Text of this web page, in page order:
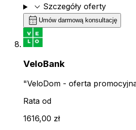
expand_more Szczegóły oferty
calendar_month Umów darmową konsultację
VeloBank
"VeloDom - oferta
Rata od
1616,00 zł